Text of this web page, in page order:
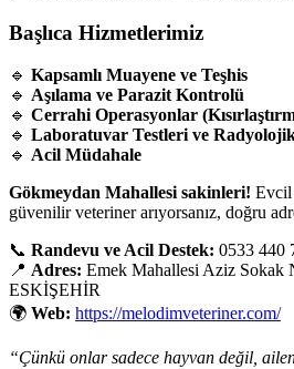
Başlıca Hizmetlerimiz
🔹 Kapsamlı Muayene ve Teşhis
🔹 Aşılama ve Parazit Kontrolü
🔹 Cerrahi Operasyonlar
🔹 Laboratuvar Testleri ve
🔹 Acil Müdahale
Gökmeydan Mahallesi sakinleri! Evcil
güvenilir veteriner arıyorsanız, doğru
📞 Randevu ve Acil Destek: 0533 440
📍 Adres: Emek Mahallesi Aziz Sokak
ESKİŞEHİR
🌍 Web: https://melodimveteriner.com/
“Çünkü onlar sadece hayvan değil,